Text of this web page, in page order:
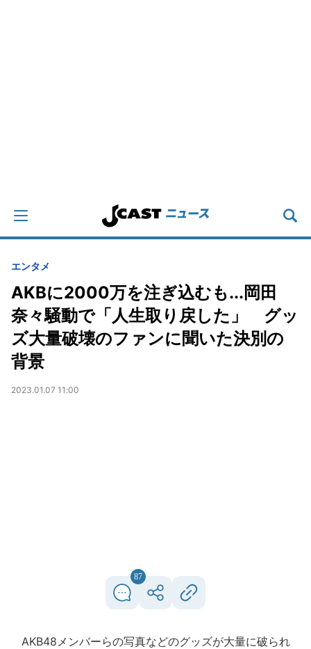
エンタメ
AKBに2000万を注ぎ込むも...岡田
奈々騒動で「人生取り戻した」 グッ
ズ大量破壊のファンに聞いた決別の
背景
2023.01.07 11:00
87
AKB48メンバーらの写真などのグッズが大量に破られ